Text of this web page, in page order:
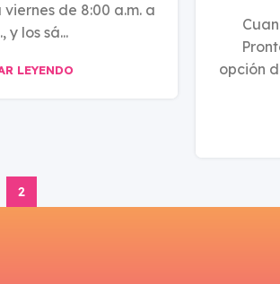
de 8:00 a.m. a
y los sá...
LEYENDO
opción
2